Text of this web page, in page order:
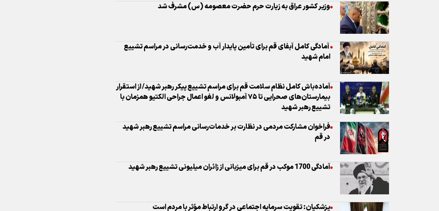
تشییع رهبر شهید
فراخوان مشارکت مردمی در نظارت بر خدمات‌رسانی مراسم تشییع رهبر شهید
آمادگی 1700 موکب در قم برای میزبانی از زائران میلیونی تشییع رهبر شهید
پزشکیان: تقویت سرمایه اجتماعی در گرو ارتباط مؤثر با مردم است